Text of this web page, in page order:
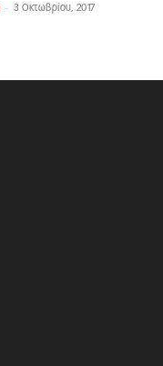
- 3 Οκτωβρίου, 2017